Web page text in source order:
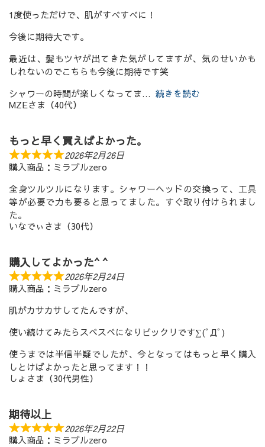
1度使っただけで、肌がすべすべに！
今後に期待大です。
最近は、髪もツヤが出てきた気がしてますが、気のせいかも
しれないのでこちらも今後に期待です笑
シャワーの時間が楽しくなってま
続きを読む
MZEさま（40代）
もっと早く買えばよかった。
2026年2月26日
購入商品：ミラブルzero
全身ツルツルになります。シャワーヘッドの交換って、工具
等が必要で力も要ると思ってました。すぐ取り付けられまし
た。
いなでぃさま（30代）
購入してよかった^ ^
2026年2月24日
購入商品：ミラブルzero
肌がカサカサしてたんですが、
使い続けてみたらスベスベになりビックリです∑(ﾟДﾟ)
使うまでは半信半疑でしたが、今となってはもっと早く購入
しとけばよかったと思ってます！！
しょさま（30代男性）
期待以上
2026年2月22日
購入商品：ミラブルzero